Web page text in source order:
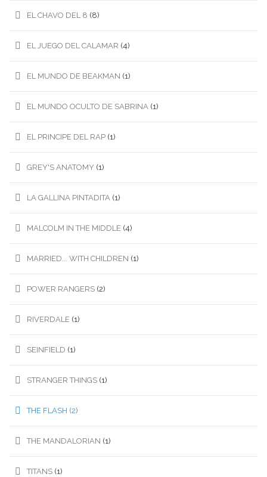
EL CHAVO DEL 8 (8)
EL JUEGO DEL CALAMAR (4)
EL MUNDO DE BEAKMAN (1)
EL MUNDO OCULTO DE SABRINA (1)
EL PRINCIPE DEL RAP (1)
GREY'S ANATOMY (1)
LA GALLINA PINTADITA (1)
MALCOLM IN THE MIDDLE (4)
MARRIED... WITH CHILDREN (1)
POWER RANGERS (2)
RIVERDALE (1)
SEINFIELD (1)
STRANGER THINGS (1)
THE FLASH (2)
THE MANDALORIAN (1)
TITANS (1)